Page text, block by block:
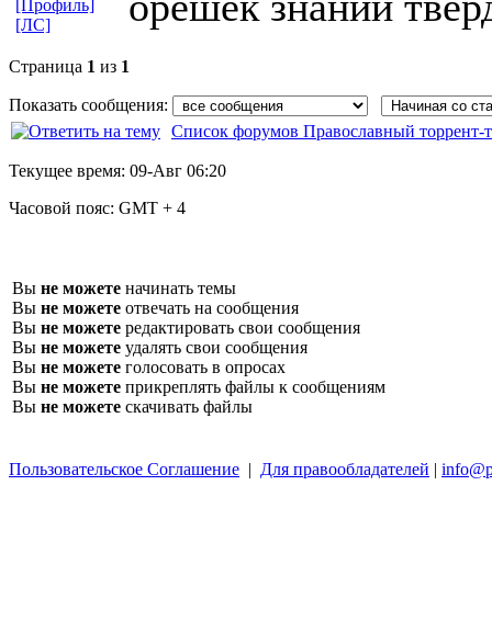
[Профиль]
[ЛС]
Страница 1 из 1
Показать сообщения:
Список форумов Православный торрент-
Текущее время: 09-Авг 06:20
Часовой пояс: GMT + 4
Вы не можете начинать темы
Вы не можете отвечать на сообщения
Вы не можете редактировать свои сообщения
Вы не можете удалять свои сообщения
Вы не можете голосовать в опросах
Вы не можете прикреплять файлы к сообщениям
Вы не можете скачивать файлы
Пользовательское Соглашение | Для правообладателей |